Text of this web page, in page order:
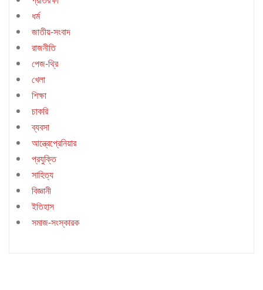
ধর্ম
জাতীয়-সংবাদ
রাজনীতি
পেজ-থ্রি
খেলা
শিক্ষা
চাকরি
ব্যবসা
আন্ত্রেপ্রেনিয়ার
প্রযুক্তি
সাহিত্য
বিজ্ঞানী
ইতিহাস
সমাজ-সংস্কারক